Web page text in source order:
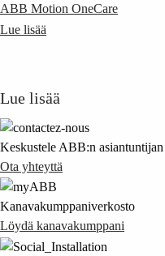
ABB Motion OneCare
Lue lisää
Lue lisää
Keskustele ABB:n asiantuntijan
Ota yhteyttä
Kanavakumppaniverkosto
Löydä kanavakumppani